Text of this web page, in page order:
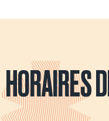
HORAIRES